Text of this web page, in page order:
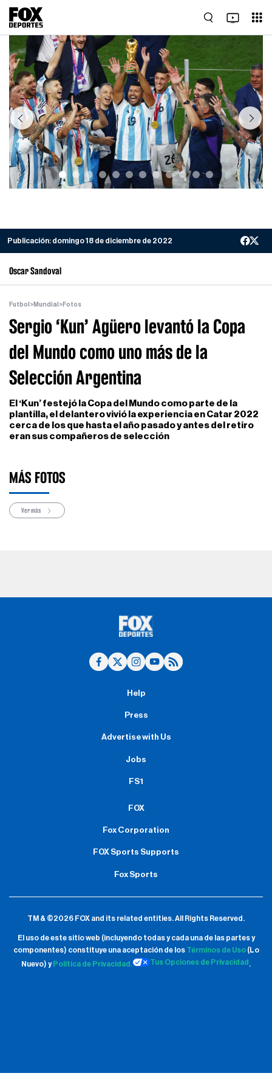
Previous Next
Publicación: domingo 18 de diciembre de 2022
Oscar Sandoval
Futbol >Mundial >Fotos
Sergio ‘Kun’ Agüero levantó la Copa
del Mundo como uno más de la
Selección Argentina
El ‘Kun’ festejó la Copa del Mundo como parte de la
plantilla, el delantero vivió la experiencia en Catar 2022
cerca de los que hasta el año pasado y antes del retiro
eran sus compañeros de selección
MÁS FOTOS
Ver más
Help
Press
Advertise with Us
Jobs
FS1
FOX
Fox Corporation
FOX Sports Supports
Fox Sports
TM & ©2026 FOX and its related entities.All Rights Reserved.
El uso de este sitio web (incluyendo todas y cada una de las partes y
componentes) constituye una aceptación de los Términos de Uso(Lo
Nuevo) y Política de Privacidad. Tus Opciones de Privacidad .